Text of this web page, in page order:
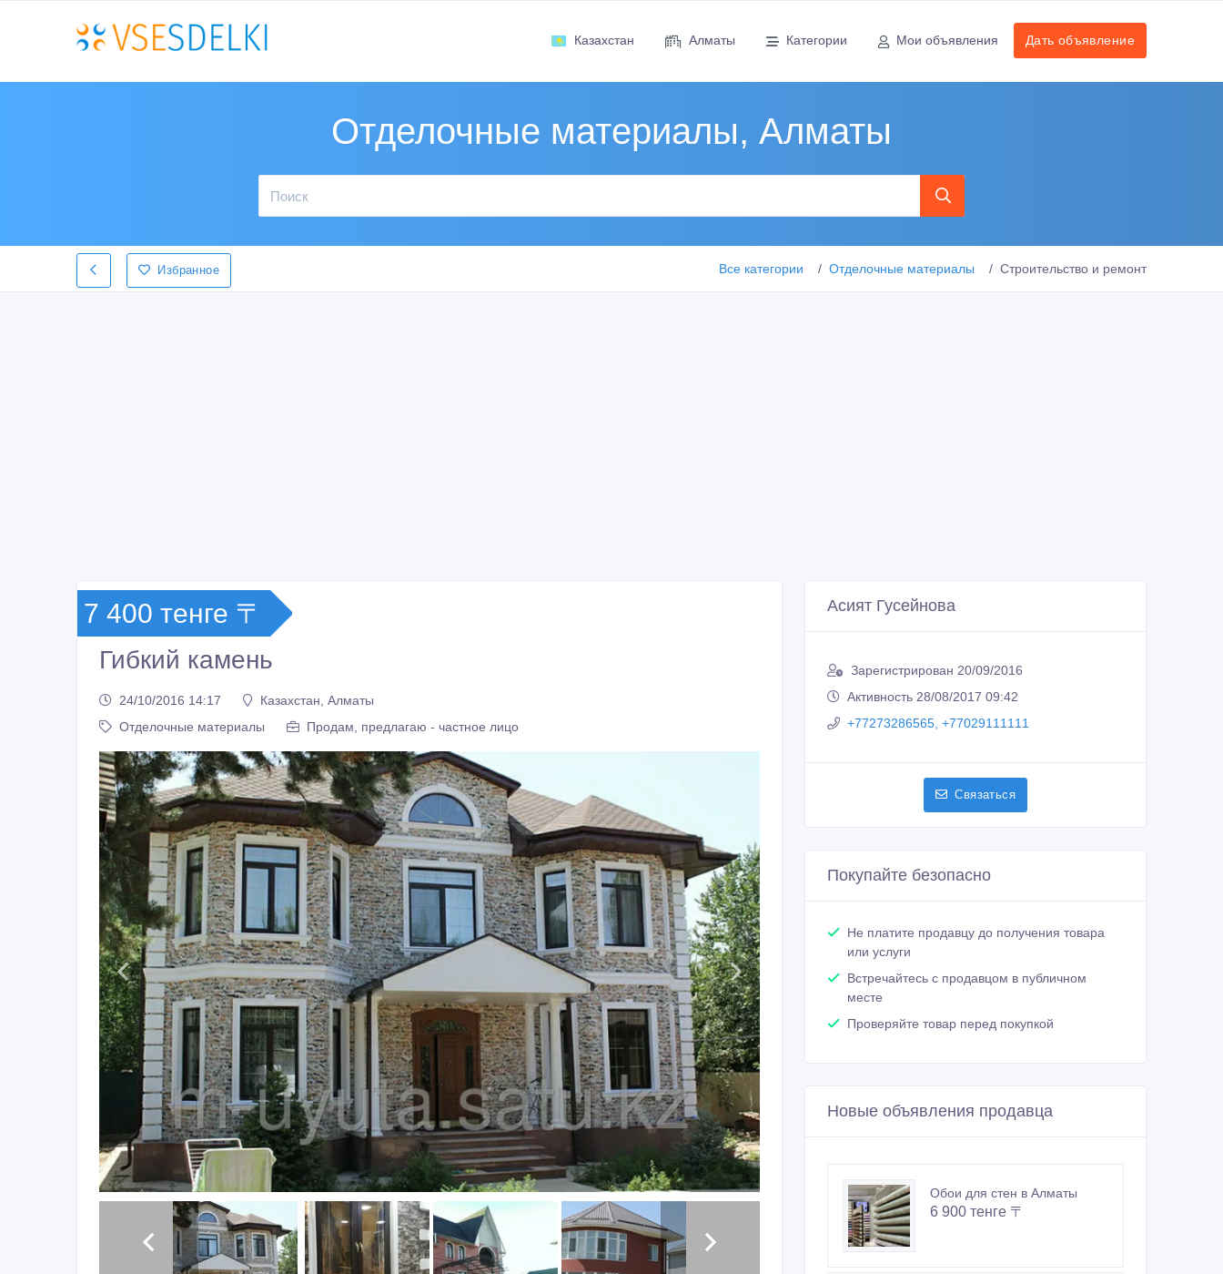
Казахстан Алматы Категории Мои объявления Дать объявление
Отделочные материалы, Алматы
Избранное Все категории Отделочные материалы Строительство и ремонт
7 400 тенге 〒
Гибкий камень
24/10/2016 14:17
Казахстан, Алматы
Отделочные материалы
Продам, предлагаю - частное лицо
Асият Гусейнова
Зарегистрирован 20/09/2016
Активность 28/08/2017 09:42
+77273286565, +77029111111
Связаться
Покупайте безопасно
Не платите продавцу до получения товара
или услуги
Встречайтесь с продавцом в публичном
месте
Проверяйте товар перед покупкой
Новые объявления продавца
Обои для стен в Алматы
6 900 тенге 〒